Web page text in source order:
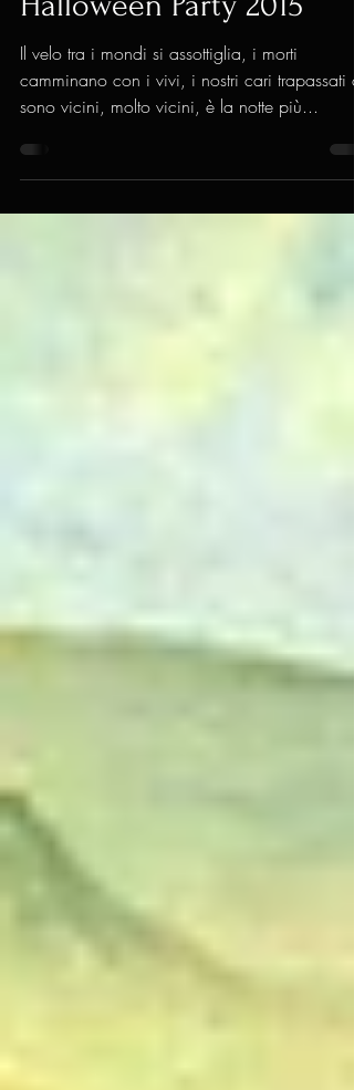
31 OTTOBRE Haunted
Halloween Party 2015
camminano con i vivi, i nostri cari trapassati ci
sono vicini, molto vicini, è la notte più...